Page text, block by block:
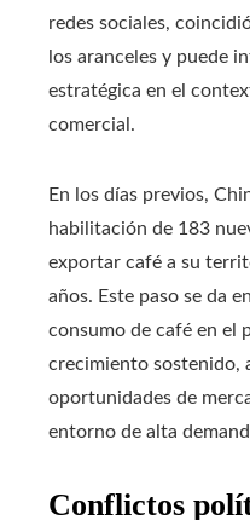
redes sociales,
los aranceles y puede
estratégica en el
comercial.
En los días previos,
habilitación de 183
exportar café a su
años. Este paso se da
consumo de café en el
crecimiento sostenido,
oportunidades de
entorno de alta
Conflictos